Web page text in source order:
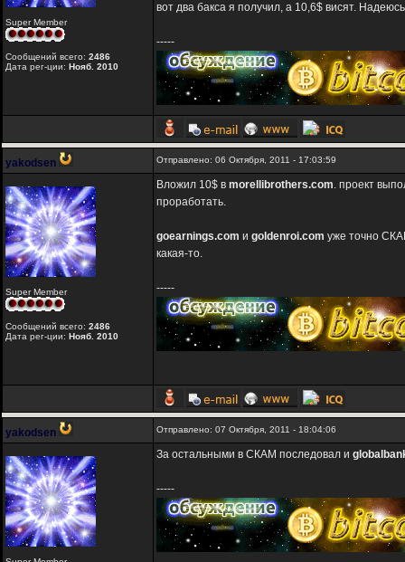
Super Member
Сообщений всего: 2486
Дата рег-ции: Нояб. 2010
вот два бакса я получил, а 10,6$ висят.
-----
yakodsen Отправлено: 06 Октября, 2011 - 17:03:59
Super Member
Сообщений всего: 2486
Дата рег-ции: Нояб. 2010
Вложил 10$ в morellibrothers.com. проект
проработать.
goearnings.com и goldenroi.com уже точно
какая-то.
-----
yakodsen Отправлено: 07 Октября, 2011 - 18:04:06
За остальными в СКАМ последовал и
-----